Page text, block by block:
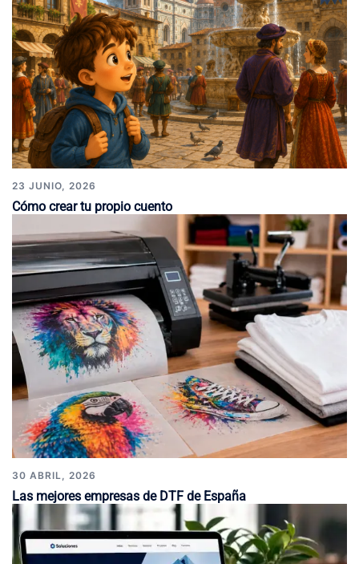
23 JUNIO, 2026
Cómo crear tu propio cuento
30 ABRIL, 2026
Las mejores empresas de DTF de España